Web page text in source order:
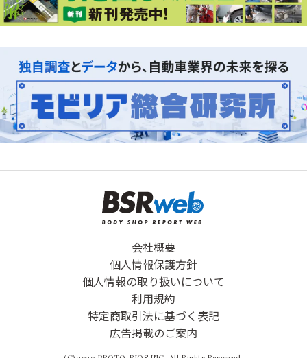
会社概要
個人情報保護方針
個人情報の取り扱いについて
利用規約
特定商取引法に基づく表記
広告掲載のご案内